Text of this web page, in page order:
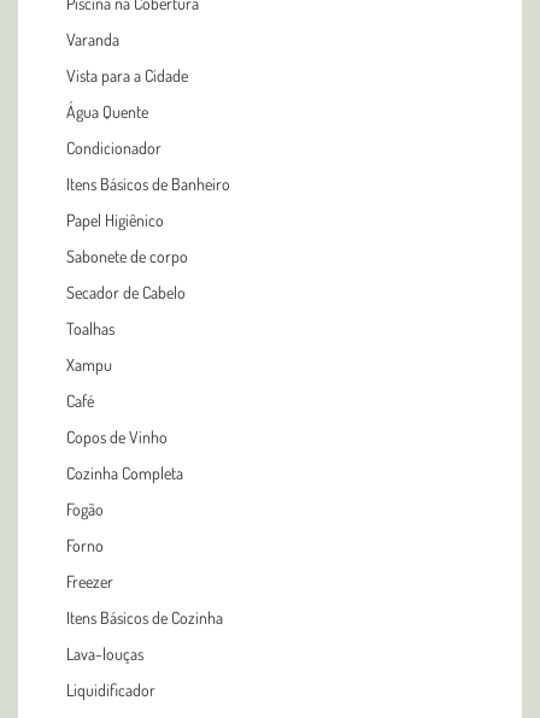
Varanda
Vista para a Cidade
Água Quente
Condicionador
Itens Básicos de Banheiro
Papel Higiênico
Sabonete de corpo
Secador de Cabelo
Toalhas
Xampu
Café
Copos de Vinho
Cozinha Completa
Fogão
Forno
Freezer
Itens Básicos de Cozinha
Lava-louças
Liquidificador